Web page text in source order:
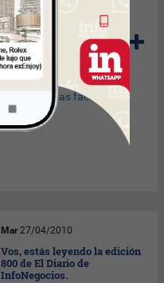
Mar 27/04/2010
Vos, estás leyendo la edición
800 de El Diario de
InfoNegocios.